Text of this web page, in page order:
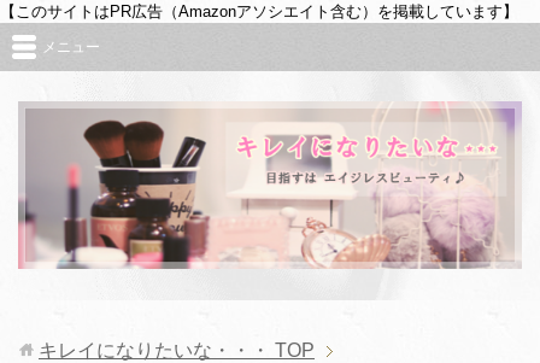
【このサイトはPR広告（Amazonアソシエイト含む）を掲載しています】
メニュー
キレイになりたいな・・・ TOP